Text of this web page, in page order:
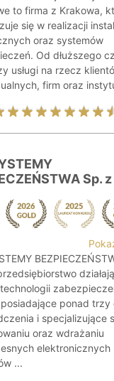
to firma z Krakowa,
się w realizacji
oraz systemów
Od dłuższego
usługi na rzecz
firm oraz
Sp.
posiadające ponad trzy
i specjalizujące
oraz wdrażaniu
elektronicznych
...